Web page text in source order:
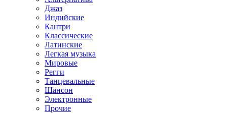
Джаз
Индийские
Кантри
Классические
Латинские
Легкая музыка
Мировые
Регги
Танцевальные
Шансон
Электронные
Прочие